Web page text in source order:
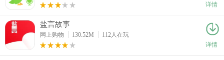
详情
盐言故事
网上购物 130.52M
112人在玩
详情